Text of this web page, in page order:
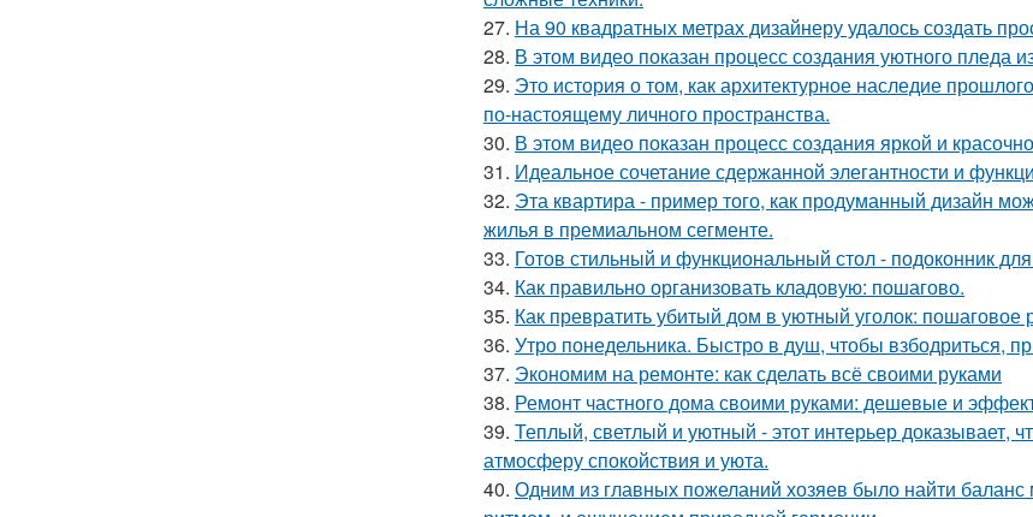
27. На 90 квадратных метрах дизайнеру удалось создать
28. В этом видео показан процесс создания уютного пледа
29. Это история о том, как архитектурное наследие
по-настоящему личного пространства.
30. В этом видео показан процесс создания яркой и
31. Идеальное сочетание сдержанной элегантности и
32. Эта квартира - пример того, как продуманный дизайн
жилья в премиальном сегменте.
33. Готов стильный и функциональный стол - подоконник
34. Как правильно организовать кладовую: пошагово.
35. Как превратить убитый дом в уютный уголок: пошаговое
36. Утро понедельника. Быстро в душ, чтобы взбодриться,
37. Экономим на ремонте: как сделать всё своими руками
38. Ремонт частного дома своими руками: дешевые и
39. Теплый, светлый и уютный - этот интерьер доказывает,
атмосферу спокойствия и уюта.
40. Одним из главных пожеланий хозяев было найти